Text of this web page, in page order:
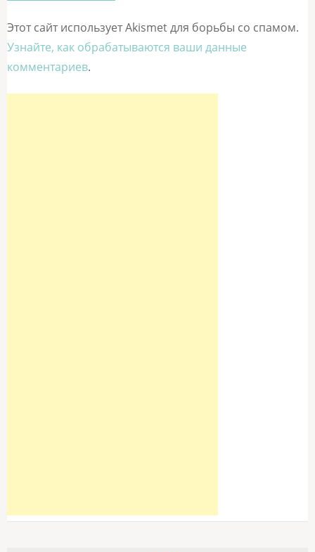
Этот сайт использует Akismet для борьбы со спамом.
Узнайте, как обрабатываются ваши данные
комментариев.